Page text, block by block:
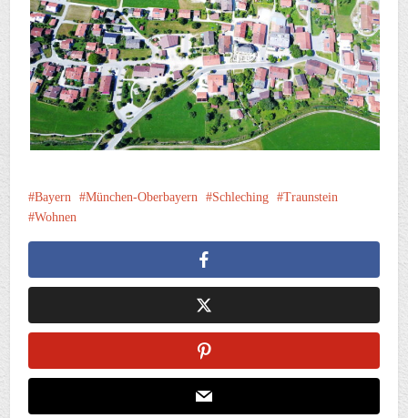
Bayern München-Oberbayern Schleching
Traunstein
Wohnen